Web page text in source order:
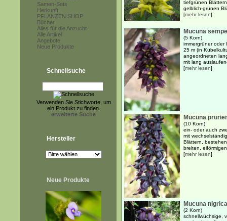
Samen-Sets
Herkunft
PFLANZEN SHOP
Bücher
Alles für die Anzucht
Alle Artikel
Angebote
Neue Produkte
Schnellsuche
Verwenden Sie Stichworte, um
ein Produkt zu finden.
erweiterte Suche
Hersteller
Neue Produkte
tiefgrünen
gelblich-grünen
[mehr lesen]
Mucuna
(5 Korn)
immergrüner oder
25 m (in
angeordneten
mit lang
[mehr lesen]
Mucuna
(10 Korn)
ein- oder auch
mit
Blättern,
breiten,
[mehr lesen]
Mucuna
(2 Korn)
schnellwüchsige,